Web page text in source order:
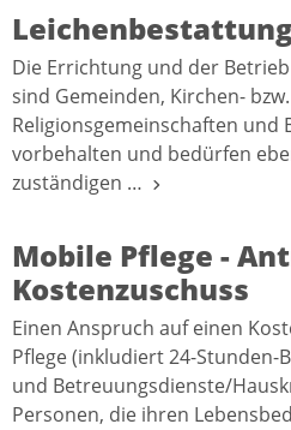
Leichenbestattung
Die Errichtung und der
sind Gemeinden, Kirchen-
Religionsgemeinschaften
vorbehalten und bedürfen
zuständigen …
Mobile Pflege -
Kostenzuschuss
Einen Anspruch auf einen
Pflege (inkludiert 24-Stunden-
und Betreuungsdienste/
Personen, die ihren